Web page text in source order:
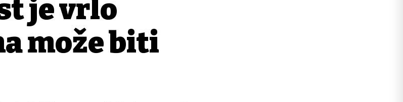
je vrlo
može biti